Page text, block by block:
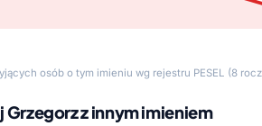
osób o tym imieniu wg rejestru PESEL (8
Grzegorz z innym imieniem